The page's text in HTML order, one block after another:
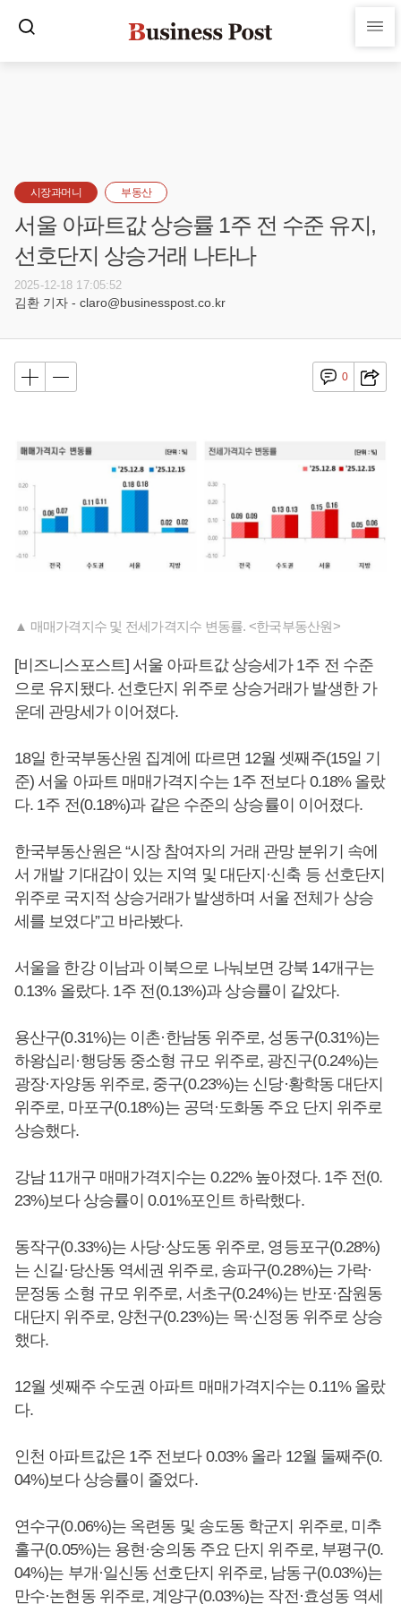
시장과머니 부동산
서울 아파트값 상승률 1주 전 수준 유지,
선호단지 상승거래 나타나
2025-12-18 17:05:52
김환 기자 - claro@businesspost.co.kr
0
▲ 매매가격지수 및 전세가격지수 변동률. <한국부동산원>
[비즈니스포스트] 서울 아파트값 상승세가 1주 전 수준
으로 유지됐다. 선호단지 위주로 상승거래가 발생한 가
운데 관망세가 이어졌다.
18일 한국부동산원 집계에 따르면 12월 셋째주(15일 기
준) 서울 아파트 매매가격지수는 1주 전보다 0.18% 올랐
다. 1주 전(0.18%)과 같은 수준의 상승률이 이어졌다.
한국부동산원은 “시장 참여자의 거래 관망 분위기 속에
서 개발 기대감이 있는 지역 및 대단지·신축 등 선호단지
위주로 국지적 상승거래가 발생하며 서울 전체가 상승
세를 보였다”고 바라봤다.
서울을 한강 이남과 이북으로 나눠보면 강북 14개구는
0.13% 올랐다. 1주 전(0.13%)과 상승률이 같았다.
용산구(0.31%)는 이촌·한남동 위주로, 성동구(0.31%)는
하왕십리·행당동 중소형 규모 위주로, 광진구(0.24%)는
광장·자양동 위주로, 중구(0.23%)는 신당·황학동 대단지
위주로, 마포구(0.18%)는 공덕·도화동 주요 단지 위주로
상승했다.
강남 11개구 매매가격지수는 0.22% 높아졌다. 1주 전(0.
23%)보다 상승률이 0.01%포인트 하락했다.
동작구(0.33%)는 사당·상도동 위주로, 영등포구(0.28%)
는 신길·당산동 역세권 위주로, 송파구(0.28%)는 가락·
문정동 소형 규모 위주로, 서초구(0.24%)는 반포·잠원동
대단지 위주로, 양천구(0.23%)는 목·신정동 위주로 상승
했다.
12월 셋째주 수도권 아파트 매매가격지수는 0.11% 올랐
다.
인천 아파트값은 1주 전보다 0.03% 올라 12월 둘째주(0.
04%)보다 상승률이 줄었다.
연수구(0.06%)는 옥련동 및 송도동 학군지 위주로, 미추
홀구(0.05%)는 용현·숭의동 주요 단지 위주로, 부평구(0.
04%)는 부개·일신동 선호단지 위주로, 남동구(0.03%)는
만수·논현동 위주로, 계양구(0.03%)는 작전·효성동 역세